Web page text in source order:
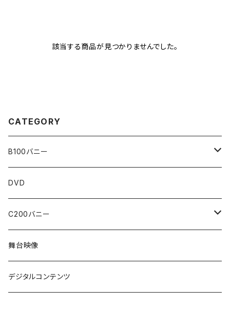
該当する商品が見つかりませんでした。
CATEGORY
B100バニー
WEBストア限定販売
神納花
森沢かな
架乃ゆら
DVD
C200バニー
香水じゅん
三宮つばき
舞台映像
デジタルコンテンツ